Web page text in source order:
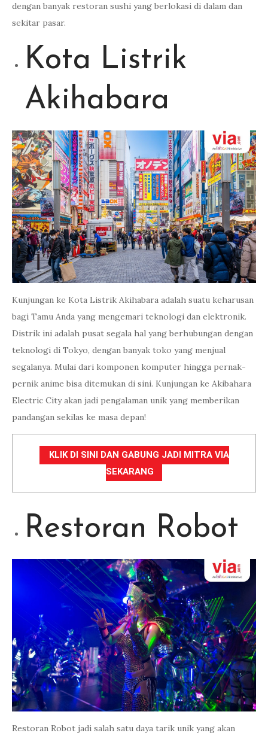
dengan banyak restoran sushi yang berlokasi di dalam dan
sekitar pasar.
Kota Listrik
Akihabara
Kunjungan ke Kota Listrik Akihabara adalah suatu keharusan
bagi Tamu Anda yang mengemari teknologi dan elektronik.
Distrik ini adalah pusat segala hal yang berhubungan dengan
teknologi di Tokyo, dengan banyak toko yang menjual
segalanya. Mulai dari komponen komputer hingga pernak-
pernik anime bisa ditemukan di sini. Kunjungan ke Akibahara
Electric City akan jadi pengalaman unik yang memberikan
pandangan sekilas ke masa depan!
KLIK DI SINI DAN GABUNG JADI MITRA VIA
SEKARANG
Restoran Robot
Restoran Robot jadi salah satu daya tarik unik yang akan